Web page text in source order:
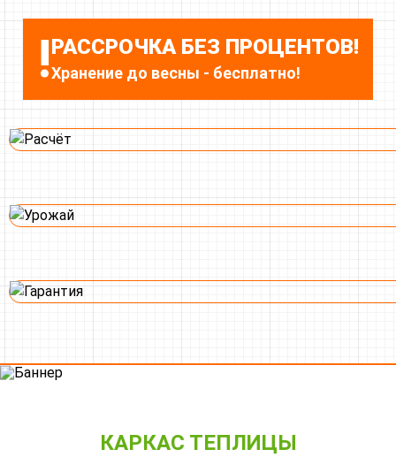
!РАССРОЧКА БЕЗ ПРОЦЕНТОВ!
Хранение до весны - бесплатно!
КАРКАС ТЕПЛИЦЫ